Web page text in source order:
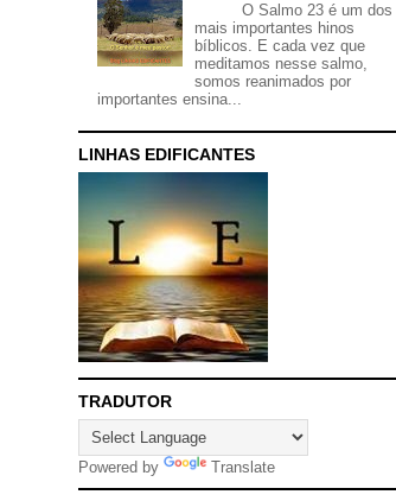
O Salmo 23 é um dos
mais importantes hinos
bíblicos. E cada vez que
meditamos nesse salmo,
somos reanimados por
importantes ensina...
LINHAS EDIFICANTES
TRADUTOR
Powered by Translate